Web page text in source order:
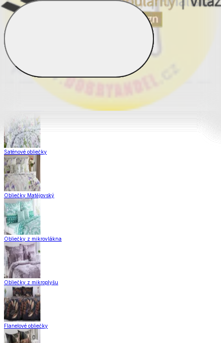
Obliečky Dual Feel®
Obliečky z hladkej bavlny
Saténové obliečky
Obliečky Matějovský
Obliečky z mikrovlákna
Obliečky z mikroplyšu
Flanelové obliečky